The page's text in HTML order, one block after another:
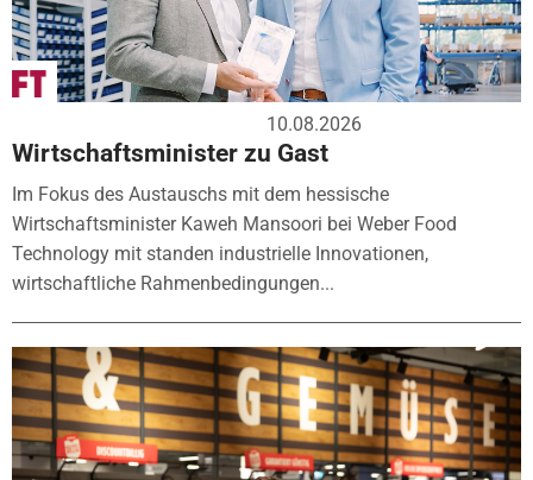
10.08.2026
Wirtschaftsminister zu Gast
Im Fokus des Austauschs mit dem hessische
Wirtschaftsminister Kaweh Mansoori bei Weber Food
Technology mit standen industrielle Innovationen,
wirtschaftliche Rahmenbedingungen...